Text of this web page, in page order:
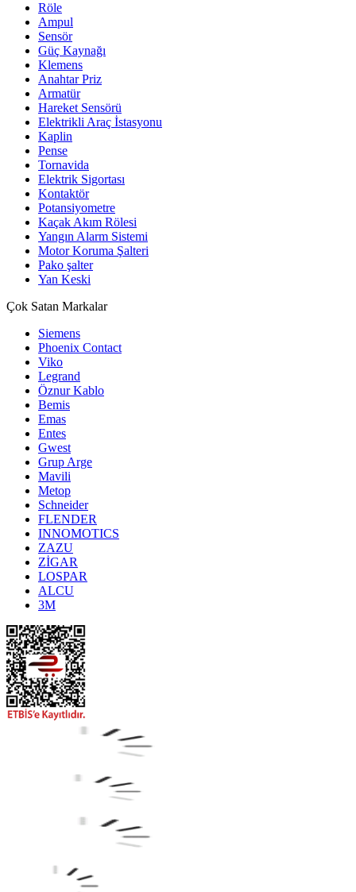
Röle
Ampul
Sensör
Güç Kaynağı
Klemens
Anahtar Priz
Armatür
Hareket Sensörü
Elektrikli Araç İstasyonu
Kaplin
Pense
Tornavida
Elektrik Sigortası
Kontaktör
Potansiyometre
Kaçak Akım Rölesi
Yangın Alarm Sistemi
Motor Koruma Şalteri
Pako şalter
Yan Keski
Çok Satan Markalar
Siemens
Phoenix Contact
Viko
Legrand
Öznur Kablo
Bemis
Emas
Entes
Gwest
Grup Arge
Mavili
Metop
Schneider
FLENDER
INNOMOTICS
ZAZU
ZİGAR
LOSPAR
ALCU
3M